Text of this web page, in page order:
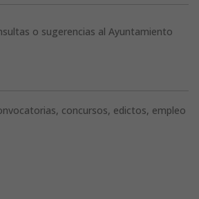
o sugerencias al Ayuntamiento
concursos, edictos, empleo